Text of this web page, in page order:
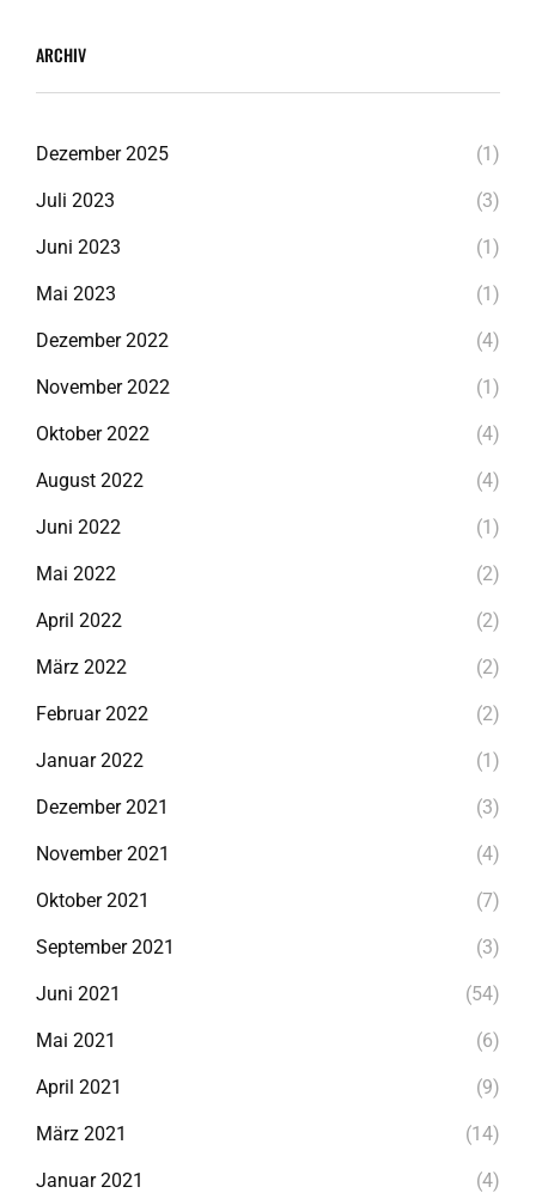
ARCHIV
Dezember 2025 (1)
Juli 2023 (3)
Juni 2023 (1)
Mai 2023 (1)
Dezember 2022 (4)
November 2022 (1)
Oktober 2022 (4)
August 2022 (4)
Juni 2022 (1)
Mai 2022 (2)
April 2022 (2)
März 2022 (2)
Februar 2022 (2)
Januar 2022 (1)
Dezember 2021 (3)
November 2021 (4)
Oktober 2021 (7)
September 2021 (3)
Juni 2021 (54)
Mai 2021 (6)
April 2021 (9)
März 2021 (14)
Januar 2021 (4)